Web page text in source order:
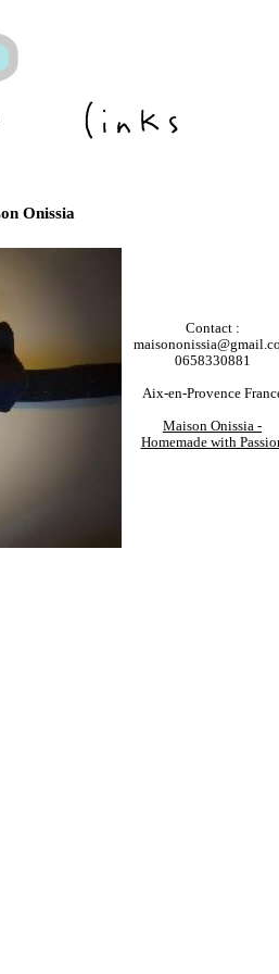
Onissia
Contact :
0658330881
Aix-en-Provence
Maison Onissia -
Homemade with